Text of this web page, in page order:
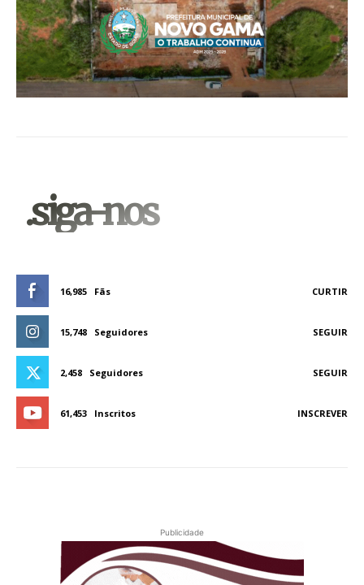
.siga-nos
16,985 Fãs CURTIR
15,748 Seguidores SEGUIR
2,458 Seguidores SEGUIR
61,453 Inscritos INSCREVER
Publicidade